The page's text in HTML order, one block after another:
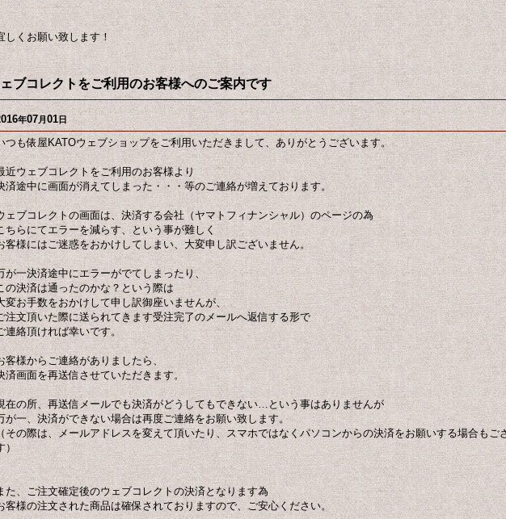
しくお願い致します！
ブコレクトをご利用のお客様へのご案内です
年07月01日
つも俵屋KATOウェブショップをご利用いただきまして、ありがとうございます。
近ウェブコレクトをご利用のお客様より
済途中に画面が消えてしまった・・・等のご連絡が増えております。
ェブコレクトの画面は、決済する会社（ヤマトフィナンシャル）のページの為
ちらにてエラーを減らす、という事が難しく
客様にはご迷惑をおかけしてしまい、大変申し訳ございません。
が一決済途中にエラーがでてしまったり、
の決済は通ったのかな？という際は
変お手数をおかけして申し訳御座いませんが、
注文頂いた際に送られてきます受注完了のメールへ返信する形で
連絡頂ければ幸いです。
客様からご連絡がありましたら、
済画面を再送信させていただきます。
在の所、再送信メールでも決済がどうしてもできない…という事はありませんが
が一、決済ができない場合は再度ご連絡をお願い致します。
その際は、メールアドレスを変えて頂いたり、スマホではなくパソコンからの決済をお願いする場合もご
）
た、ご注文確定後のウェブコレクトの決済となります為
客様の注文された商品は確保されておりますので、ご安心ください。